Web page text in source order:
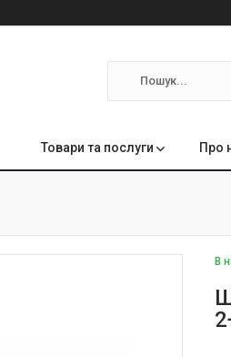
Товари та послуги Про
В